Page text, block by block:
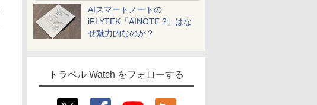
AIスマートノートの
iFLYTEK「AINOTE 2」はな
ぜ魅力的なのか？
トラベル Watch をフォローする